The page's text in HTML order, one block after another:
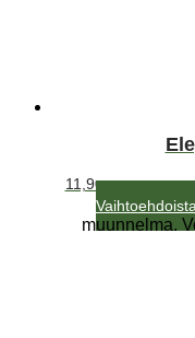
11,90€ – 44,90€
Vaihtoehdoista
muunnelma.